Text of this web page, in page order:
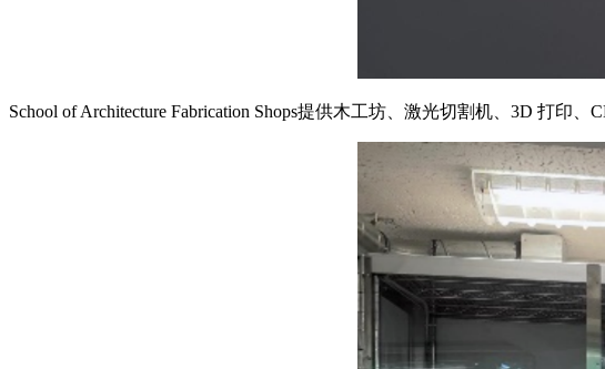
School of Architecture Fabrication Shops提供木工坊、激光切割机、3D 打印